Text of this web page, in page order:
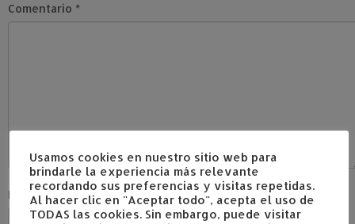
Comentario *
Nombre *
Usamos cookies en nuestro sitio web para
brindarle la experiencia más relevante
recordando sus preferencias y visitas repetidas.
Al hacer clic en "Aceptar todo", acepta el uso de
TODAS las cookies. Sin embargo, puede visitar